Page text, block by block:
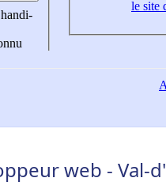
le site
web - Val-